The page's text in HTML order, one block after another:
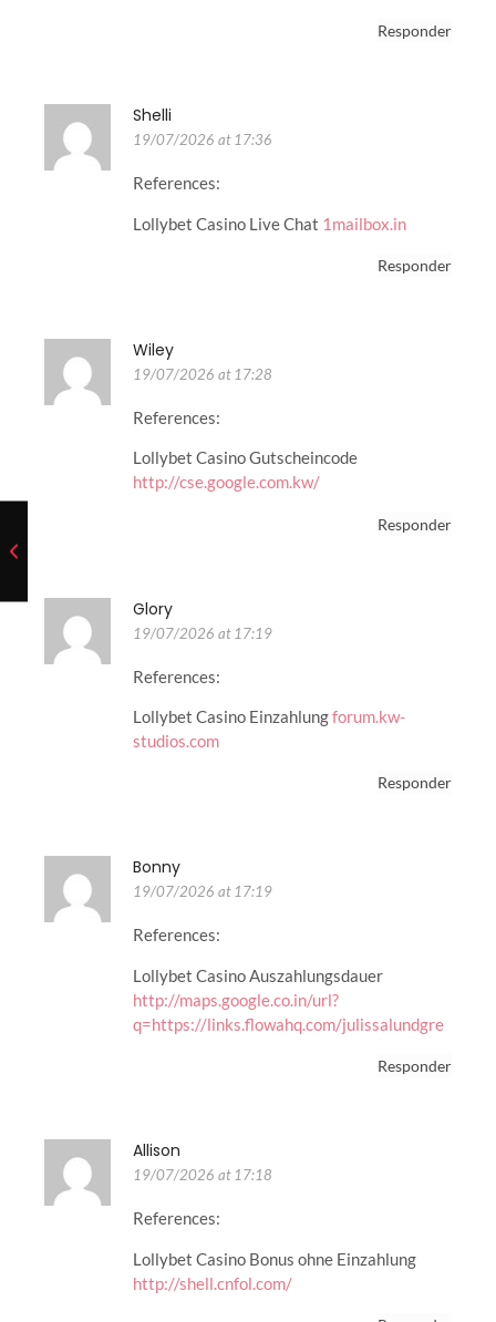
Responder
Shelli
19/07/2026 at 17:36
References:
Lollybet Casino Live Chat 1mailbox.in
Responder
Wiley
19/07/2026 at 17:28
References:
Lollybet Casino Gutscheincode
http://cse.google.com.kw/
Responder
Glory
19/07/2026 at 17:19
References:
Lollybet Casino Einzahlungforum.kw-
studios.com
Responder
Bonny
19/07/2026 at 17:19
References:
Lollybet Casino Auszahlungsdauer
http://maps.google.co.in/url?
q=https://links.flowahq.com/julissalundgre
Responder
Allison
19/07/2026 at 17:18
References:
Lollybet Casino Bonus ohne Einzahlung
http://shell.cnfol.com/